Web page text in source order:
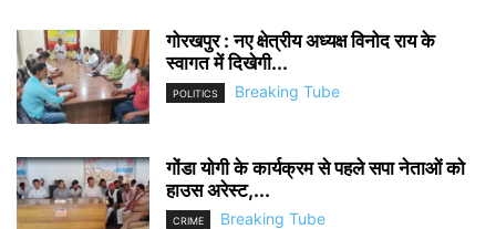
गोरखपुर : नए क्षेत्रीय अध्यक्ष विनोद राय के
स्वागत में दिखेगी...
POLITICS Breaking Tube
गोंडा योगी के कार्यक्रम से पहले सपा नेताओं को
हाउस अरेस्ट,...
CRIME Breaking Tube